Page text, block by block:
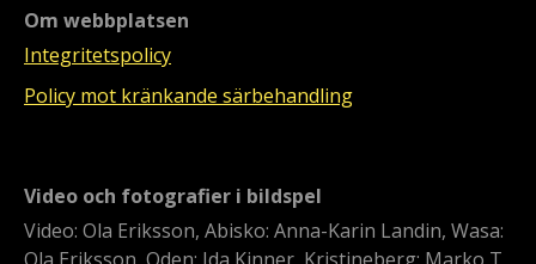
Om webbplatsen
Integritetspolicy
Policy mot kränkande särbehandling
Video och fotografier i bildspel
Video: Ola Eriksson, Abisko: Anna-Karin Landin, Wasa: